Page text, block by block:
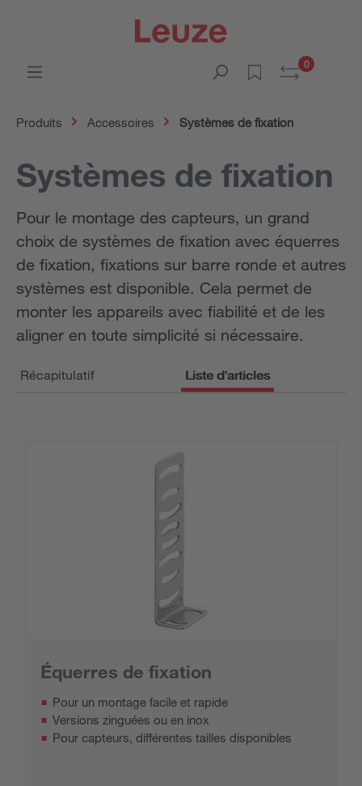
0
Produits Accessoires Systèmes de fixation
Systèmes de fixation
Pour le montage des capteurs, un grand
choix de systèmes de fixation avec équerres
de fixation, fixations sur barre ronde et autres
systèmes est disponible. Cela permet de
monter les appareils avec fiabilité et de les
aligner en toute simplicité si nécessaire.
Récapitulatif Liste d'articles
Équerres de fixation
Pour un montage facile et rapide
Versions zinguées ou en inox
Pour capteurs, différentes tailles disponibles